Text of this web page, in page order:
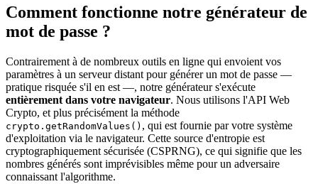
Comment fonctionne notre générateur de
mot de passe ?
Contrairement à de nombreux outils en ligne qui envoient vos
paramètres à un serveur distant pour générer un mot de passe —
pratique risquée s'il en est —, notre générateur s'exécute
entièrement dans votre navigateur. Nous utilisons l'API Web
Crypto, et plus précisément la méthode
crypto.getRandomValues() , qui est fournie par votre système
d'exploitation via le navigateur. Cette source d'entropie est
cryptographiquement sécurisée (CSPRNG), ce qui signifie que les
nombres générés sont imprévisibles même pour un adversaire
connaissant l'algorithme.